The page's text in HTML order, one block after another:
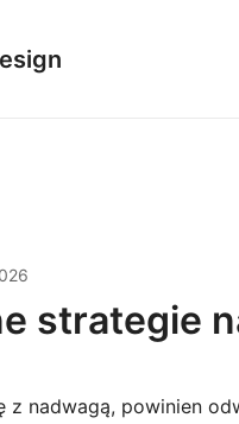
strategie
z nadwagą, powinien